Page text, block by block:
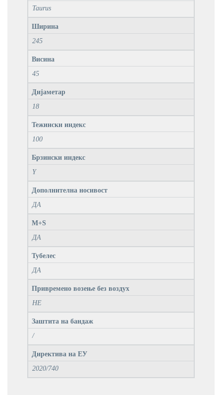
Taurus
Ширина
245
Висина
45
Дијаметар
18
Тежински индекс
100
Брзински индекс
Y
Дополнителна носивост
ДА
M+S
ДА
Тубелес
ДА
Привремено возење без воздух
НЕ
Заштита на бандаж
/
Директива на ЕУ
2020/740